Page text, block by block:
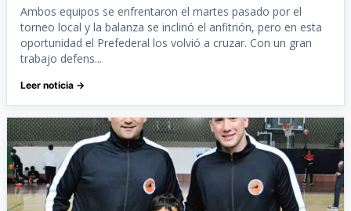
Ambos equipos se enfrentaron el martes pasado por el
torneo local y la balanza se inclinó el anfitrión, pero en esta
oportunidad el Prefederal los volvió a cruzar. Con un gran
trabajo defens...
Leer noticia →